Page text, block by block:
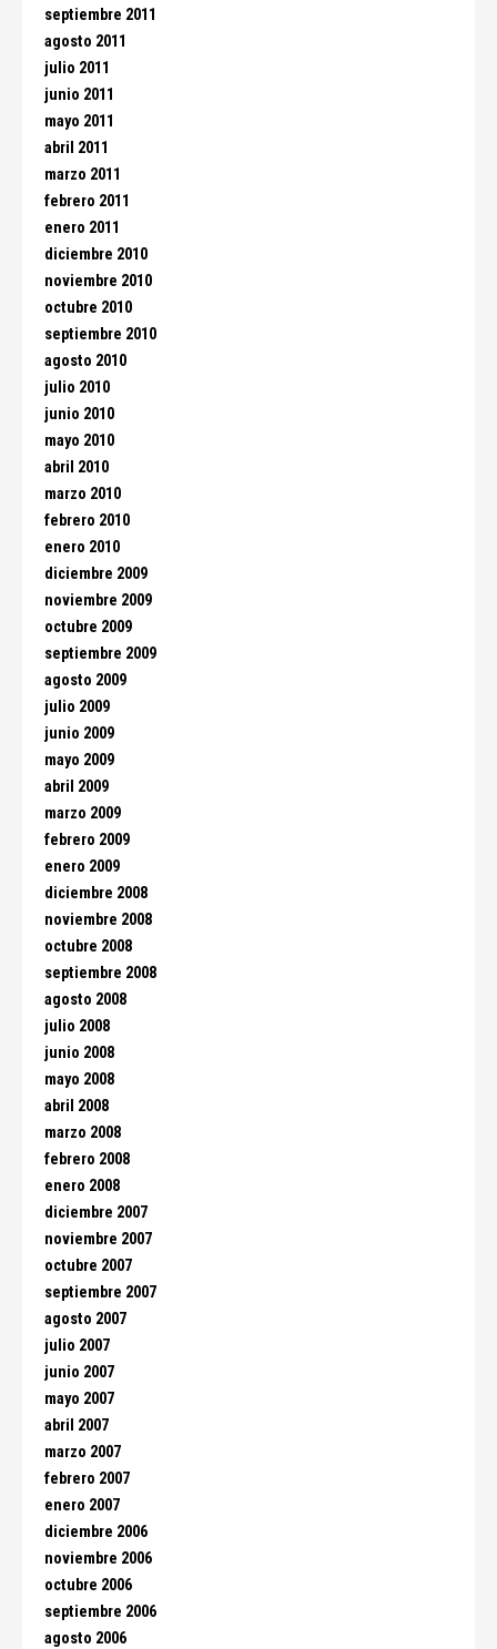
septiembre 2011
agosto 2011
julio 2011
junio 2011
mayo 2011
abril 2011
marzo 2011
febrero 2011
enero 2011
diciembre 2010
noviembre 2010
octubre 2010
septiembre 2010
agosto 2010
julio 2010
junio 2010
mayo 2010
abril 2010
marzo 2010
febrero 2010
enero 2010
diciembre 2009
noviembre 2009
octubre 2009
septiembre 2009
agosto 2009
julio 2009
junio 2009
mayo 2009
abril 2009
marzo 2009
febrero 2009
enero 2009
diciembre 2008
noviembre 2008
octubre 2008
septiembre 2008
agosto 2008
julio 2008
junio 2008
mayo 2008
abril 2008
marzo 2008
febrero 2008
enero 2008
diciembre 2007
noviembre 2007
octubre 2007
septiembre 2007
agosto 2007
julio 2007
junio 2007
mayo 2007
abril 2007
marzo 2007
febrero 2007
enero 2007
diciembre 2006
noviembre 2006
octubre 2006
septiembre 2006
agosto 2006